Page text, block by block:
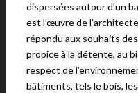
dispersées autour d’un
est l’œuvre de
répondu aux souhaits
propice à la détente, au
respect de
bâtiments, tels le bois,